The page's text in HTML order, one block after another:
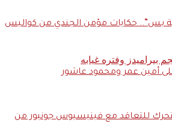
بس”.. حكايات مؤمن الجندي من كواليس
أمين عمر ومحمود عاشور
للتعاقد مع فينيسيوس جونيور من